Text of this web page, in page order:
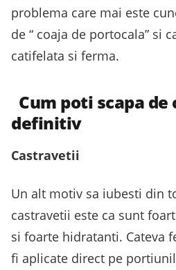
problema care mai este
de “ coaja de portocala” si
catifelata si ferma.
Cum poti scapa
definitiv
Castravetii
Un alt motiv sa iubesti din
castravetii este ca sunt
si foarte hidratanti. Cateva
fi aplicate direct pe